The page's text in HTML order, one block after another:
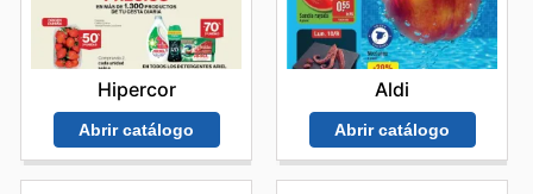
Hipercor
Abrir catálogo
Aldi
Abrir catálogo